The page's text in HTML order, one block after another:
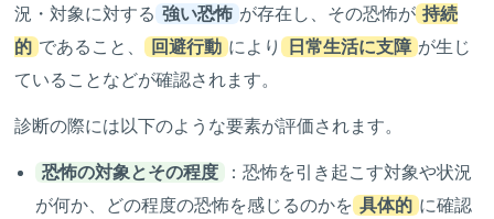
況・対象に対する 強い恐怖 が存在し、その恐怖が 持続
的 であること、 回避行動 により 日常生活に支障 が生じ
ていることなどが確認されます。
診断の際には以下のような要素が評価されます。
恐怖の対象とその程度
：恐怖を引き起こす対象や状況
が何か、どの程度の恐怖を感じるのかを 具体的 に確認